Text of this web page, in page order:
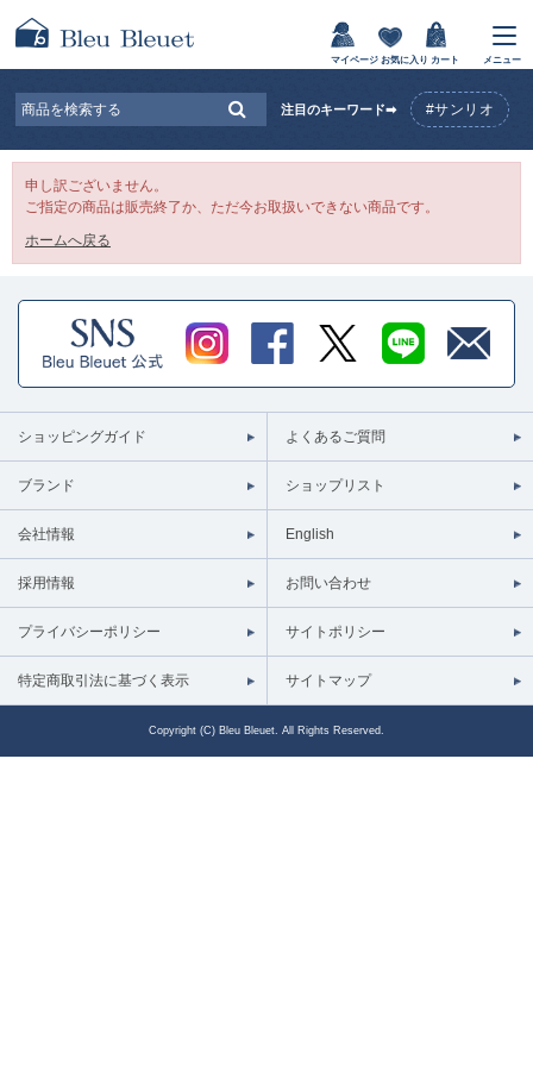
マイページ お気に入り カート メニュー
注目のキーワード➡ #サンリオ
申し訳ございません。
ご指定の商品は販売終了か、ただ今お取扱いできない商品です。
ホームへ戻る
ショッピングガイド よくあるご質問
ブランド ショップリスト
会社情報 English
採用情報 お問い合わせ
プライバシーポリシー サイトポリシー
特定商取引法に基づく表示 サイトマップ
Copyright (C) Bleu Bleuet. All Rights Reserved.